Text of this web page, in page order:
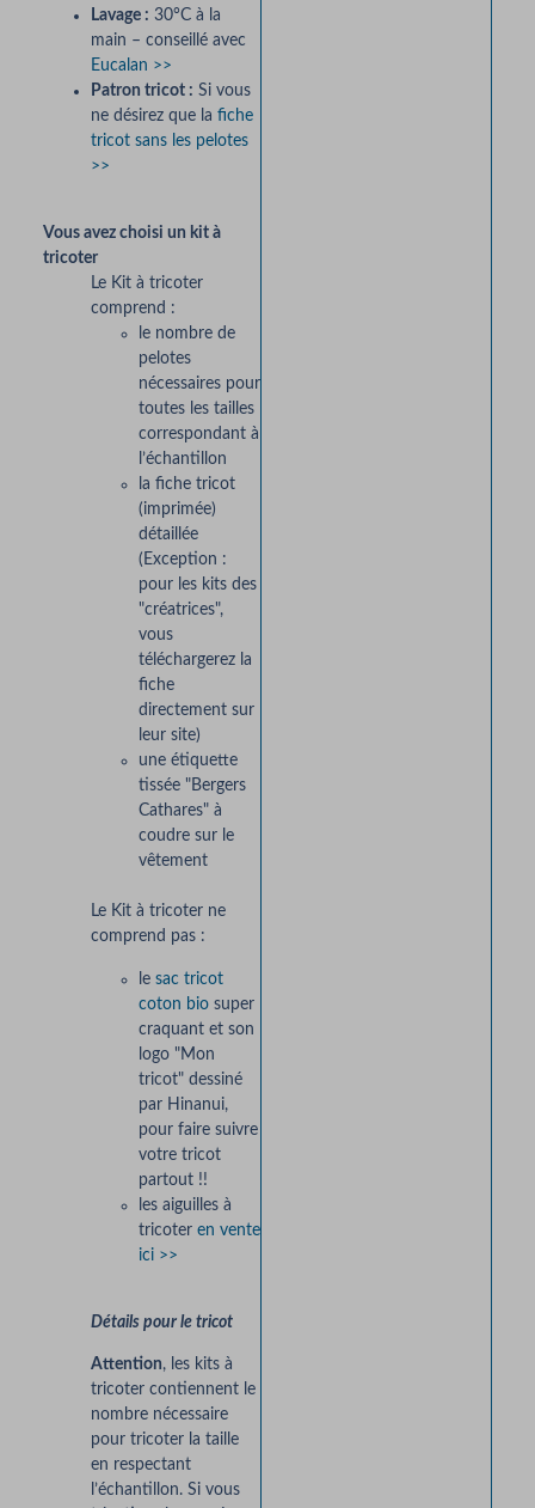
Lavage : 30°C à la
main – conseillé avec
Eucalan >>
Patron tricot : Si vous
ne désirez que la fiche
tricot sans les pelotes
>>
Vous avez choisi un kit à
tricoter
Le Kit à tricoter
comprend :
le nombre de
pelotes
nécessaires pour
toutes les tailles
correspondant à
l’échantillon
la fiche tricot
(imprimée)
détaillée
(Exception :
pour les kits des
"créatrices",
vous
téléchargerez la
fiche
directement sur
leur site)
une étiquette
tissée "Bergers
Cathares" à
coudre sur le
vêtement
Le Kit à tricoter ne
comprend pas :
le sac tricot
coton biosuper
craquant et son
logo "Mon
tricot" dessiné
par Hinanui,
pour faire suivre
votre tricot
partout !!
les aiguilles à
tricoter en vente
ici >>
Détails pour le tricot
Attention, les kits à
tricoter contiennent le
nombre nécessaire
pour tricoter la taille
en respectant
l’échantillon. Si vous